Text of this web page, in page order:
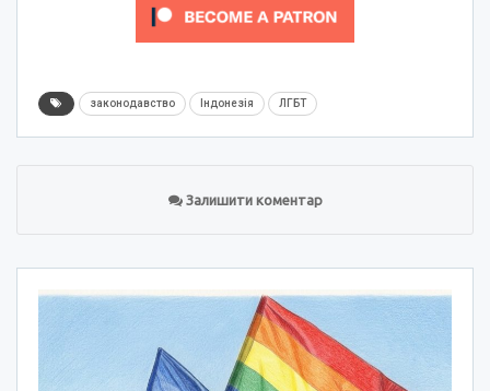
законодавство Індонезія ЛГБТ
Залишити коментар